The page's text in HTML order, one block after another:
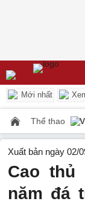
Mới nhất
Thể thao
Xuất bản ngày 02/
Cao thủ
năm đá